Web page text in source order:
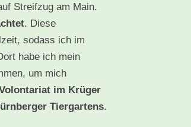
Streifzug am Main.
. Diese
sodass ich im
habe ich mein
um mich
im Krüger
Tiergartens.